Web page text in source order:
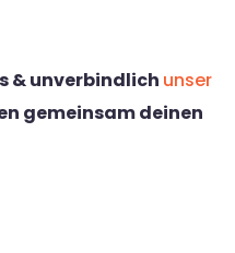
& unverbindlich unser
gemeinsam deinen